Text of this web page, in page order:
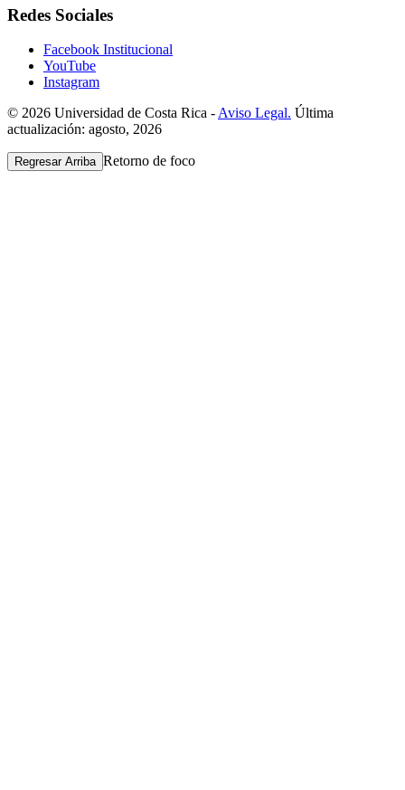
Redes Sociales
Facebook Institucional
YouTube
Instagram
© 2026 Universidad de Costa Rica - Aviso Legal. Última
actualización: agosto, 2026
Regresar Arriba Retorno de foco